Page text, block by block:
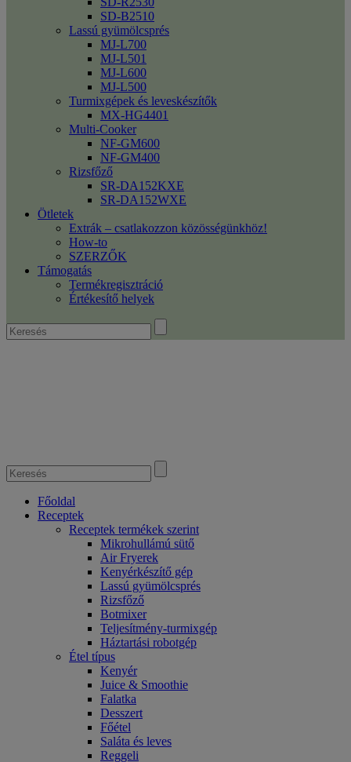
SD-B2510
Lassú gyümölcsprés
MJ-L700
MJ-L501
MJ-L600
MJ-L500
Turmixgépek és leveskészítők
MX-HG4401
Multi-Cooker
NF-GM600
NF-GM400
Rizsfőző
SR-DA152KXE
SR-DA152WXE
Ötletek
Extrák – csatlakozzon közösségünkhöz!
How-to
SZERZŐK
Támogatás
Termékregisztráció
Értékesítő helyek
Főoldal
Receptek
Receptek termékek szerint
Mikrohullámú sütő
Air Fryerek
Kenyérkészítő gép
Lassú gyümölcsprés
Rizsfőző
Botmixer
Teljesítmény-turmixgép
Háztartási robotgép
Étel típus
Kenyér
Juice & Smoothie
Falatka
Desszert
Főétel
Saláta és leves
Reggeli